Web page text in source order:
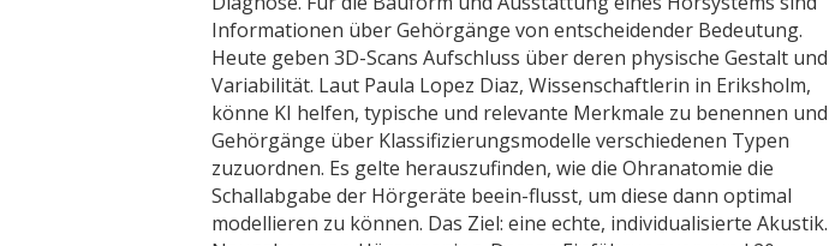
Informationen über Gehörgänge von entscheidender Bedeutung.
Heute geben 3D-Scans Aufschluss über deren physische Gestalt und
Variabilität. Laut Paula Lopez Diaz, Wissenschaftlerin in Eriksholm,
könne KI helfen, typische und relevante Merkmale zu benennen und
Gehörgänge über Klassifizierungsmodelle verschiedenen Typen
zuzuordnen. Es gelte herauszufinden, wie die Ohranatomie die
Schallabgabe der Hörgeräte beein-flusst, um diese dann optimal
modellieren zu können. Das Ziel: eine echte, individualisierte Akustik.